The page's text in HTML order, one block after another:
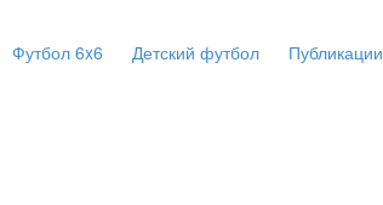
Футбол 6x6 Детский футбол Публикации